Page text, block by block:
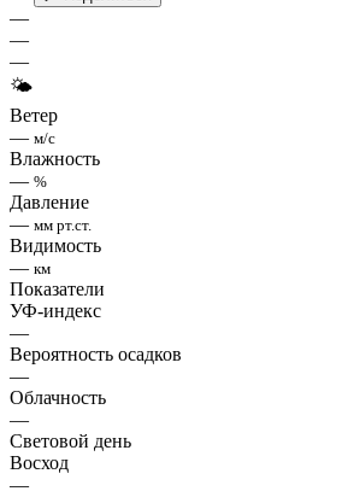
—
—
—
🌤
Ветер
— м/с
Влажность
— %
Давление
— мм рт.ст.
Видимость
— км
Показатели
УФ-индекс
—
Вероятность осадков
—
Облачность
—
Световой день
Восход
—